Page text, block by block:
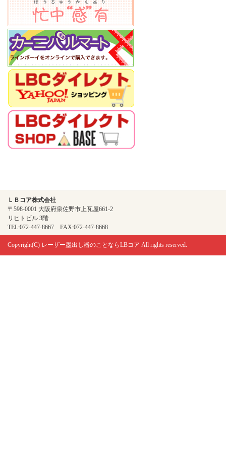
ＬＢコア株式会社
〒598-0001 大阪府泉佐野市上瓦屋661-2
リヒトビル 3階
TEL:072-447-8667 FAX:072-447-8668
Copyright(C) レーザー墨出し器のことならLBコア All rights reserved.